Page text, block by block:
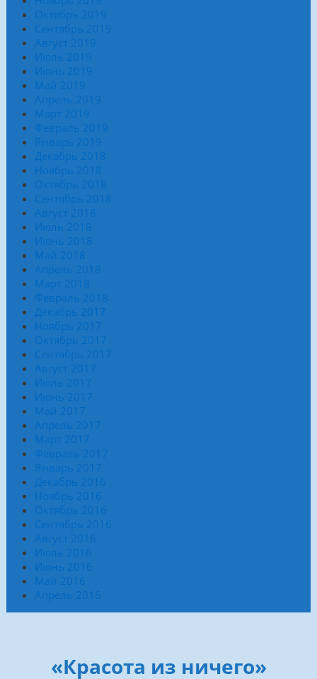
Октябрь 2019
Сентябрь 2019
Август 2019
Июль 2019
Июнь 2019
Май 2019
Апрель 2019
Март 2019
Февраль 2019
Январь 2019
Декабрь 2018
Ноябрь 2018
Октябрь 2018
Сентябрь 2018
Август 2018
Июль 2018
Июнь 2018
Май 2018
Апрель 2018
Март 2018
Февраль 2018
Декабрь 2017
Ноябрь 2017
Октябрь 2017
Сентябрь 2017
Август 2017
Июль 2017
Июнь 2017
Май 2017
Апрель 2017
Март 2017
Февраль 2017
Январь 2017
Декабрь 2016
Ноябрь 2016
Октябрь 2016
Сентябрь 2016
Август 2016
Июль 2016
Июнь 2016
Май 2016
Апрель 2016
«Красота из ничего»